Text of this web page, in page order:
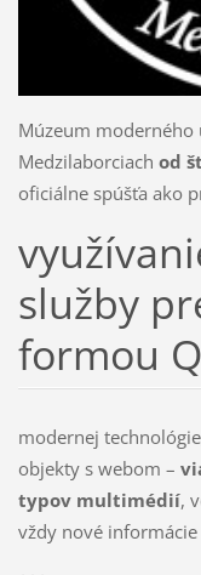
Múzeum moderného
Medzilaborciach od
oficiálne spúšťa ako
služby
formou
modernej
objekty s webom –
typov multimédií,
vždy nové